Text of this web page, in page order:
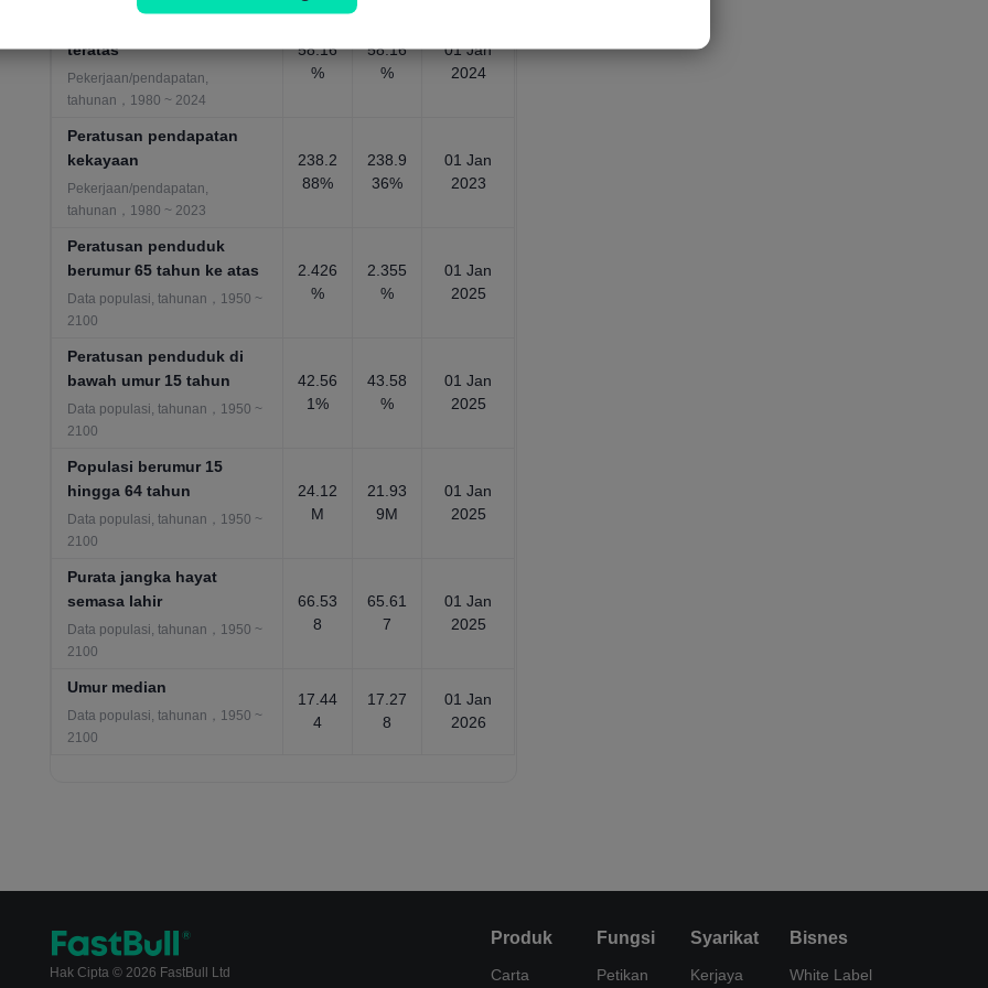
teratas
Pekerjaan/pendapatan,
tahunan，1980 ~ 2024
58.16
%
58.16
%
01 Jan
2024
Peratusan pendapatan
kekayaan
Pekerjaan/pendapatan,
tahunan，1980 ~ 2023
238.2
88%
238.9
36%
01 Jan
2023
Peratusan penduduk
berumur 65 tahun ke atas
Data populasi, tahunan，1950 ~
2100
2.426
%
2.355
%
01 Jan
2025
Peratusan penduduk di
bawah umur 15 tahun
Data populasi, tahunan，1950 ~
2100
42.56
1%
43.58
%
01 Jan
2025
Populasi berumur 15
hingga 64 tahun
Data populasi, tahunan，1950 ~
2100
24.12
M
21.93
9M
01 Jan
2025
Purata jangka hayat
semasa lahir
Data populasi, tahunan，1950 ~
2100
66.53
8
65.61
7
01 Jan
2025
Umur median
Data populasi, tahunan，1950 ~
2100
17.44
4
17.27
8
01 Jan
2026
Hak Cipta © 2026 FastBull Ltd
Produk
Carta
Fungsi
Petikan
Syarikat
Kerjaya
Bisnes
White Label